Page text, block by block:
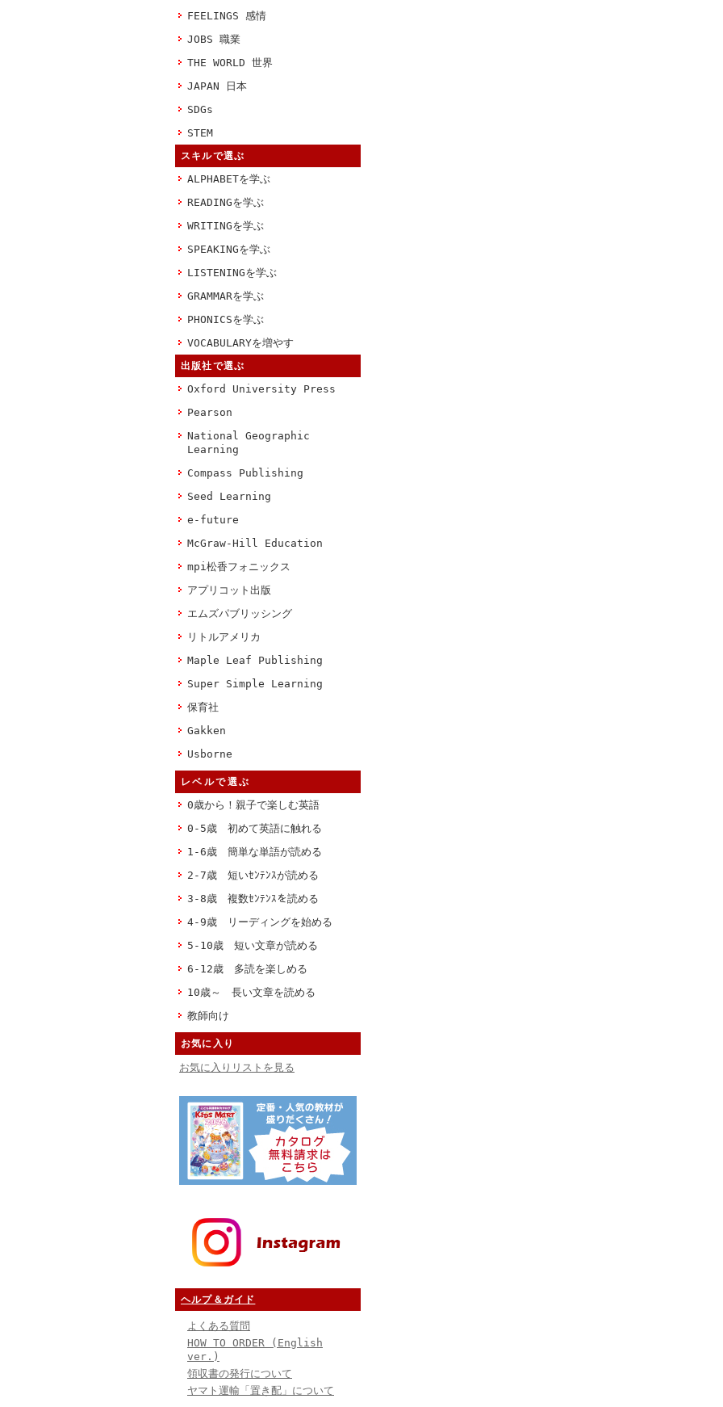
FEELINGS 感情
JOBS 職業
THE WORLD 世界
JAPAN 日本
SDGs
STEM
スキルで選ぶ
ALPHABETを学ぶ
READINGを学ぶ
WRITINGを学ぶ
SPEAKINGを学ぶ
LISTENINGを学ぶ
GRAMMARを学ぶ
PHONICSを学ぶ
VOCABULARYを増やす
出版社で選ぶ
Oxford University Press
Pearson
National Geographic
Learning
Compass Publishing
Seed Learning
e-future
McGraw-Hill Education
mpi松香フォニックス
アプリコット出版
エムズパブリッシング
リトルアメリカ
Maple Leaf Publishing
Super Simple Learning
保育社
Gakken
Usborne
レベルで選ぶ
0歳から！親子で楽しむ英語
0-5歳 初めて英語に触れる
1-6歳 簡単な単語が読める
2-7歳 短いｾﾝﾃﾝｽが読める
3-8歳 複数ｾﾝﾃﾝｽを読める
4-9歳 リーディングを始める
5-10歳 短い文章が読める
6-12歳 多読を楽しめる
10歳～ 長い文章を読める
教師向け
お気に入り
お気に入りリストを見る
ヘルプ＆ガイド
よくある質問
HOW TO ORDER (English
ver.)
領収書の発行について
ヤマト運輸「置き配」について